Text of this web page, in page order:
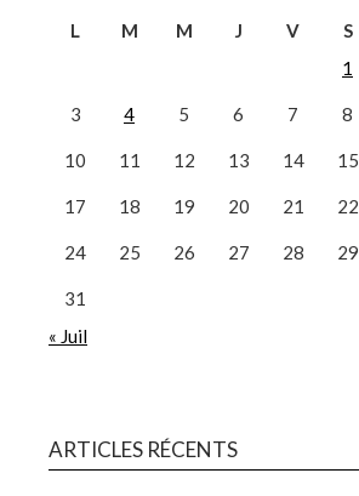
L M M J V S
1
3 4 5 6 7 8
10 11 12 13 14 15
17 18 19 20 21 22
24 25 26 27 28 29
31
« Juil
ARTICLES RÉCENTS